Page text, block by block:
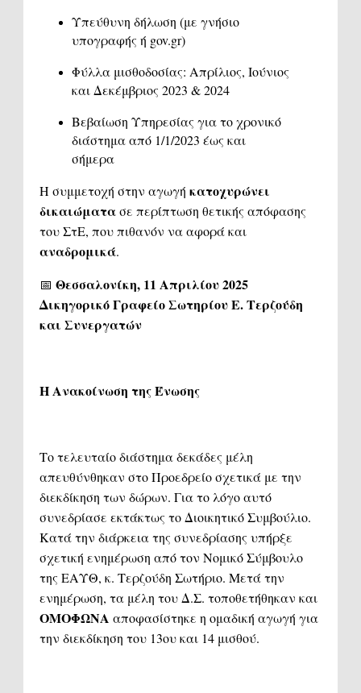
Υπεύθυνη δήλωση (με γνήσιο
υπογραφής ή gov.gr)
Φύλλα μισθοδοσίας: Απρίλιος, Ιούνιος
και Δεκέμβριος 2023 & 2024
Βεβαίωση Υπηρεσίας για το χρονικό
διάστημα από 1/1/2023 έως και
σήμερα
Η συμμετοχή στην αγωγή κατοχυρώνει
δικαιώματασε περίπτωση θετικής απόφασης
του ΣτΕ, που πιθανόν να αφορά και
αναδρομικά.
📅 Θεσσαλονίκη, 11 Απριλίου 2025
Δικηγορικό Γραφείο Σωτηρίου Ε. Τερζούδη
και Συνεργατών
Η Ανακοίνωση της Ένωσης
Το τελευταίο διάστημα δεκάδες μέλη
απευθύνθηκαν στο Προεδρείο σχετικά με την
διεκδίκηση των δώρων. Για το λόγο αυτό
συνεδρίασε εκτάκτως το Διοικητικό Συμβούλιο.
Κατά την διάρκεια της συνεδρίασης υπήρξε
σχετική ενημέρωση από τον Νομικό Σύμβουλο
της ΕΑΥΘ, κ. Τερζούδη Σωτήριο. Μετά την
ενημέρωση, τα μέλη του Δ.Σ. τοποθετήθηκαν και
ΟΜΟΦΩΝΑ αποφασίστηκε η ομαδική αγωγή για
την διεκδίκηση του 13ου και 14 μισθού.